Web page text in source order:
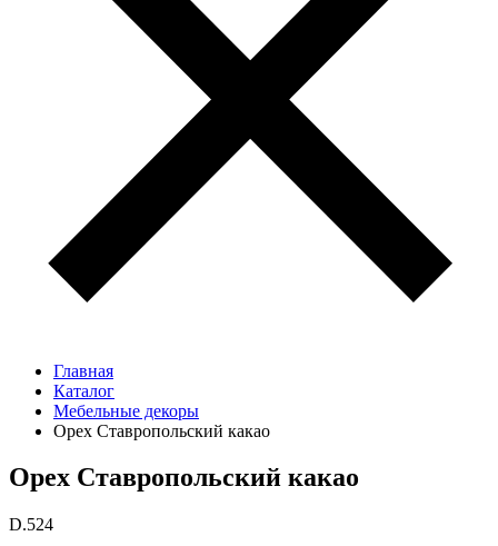
Главная
Каталог
Мебельные декоры
Орех Ставропольский какао
Орех Ставропольский какао
D.524